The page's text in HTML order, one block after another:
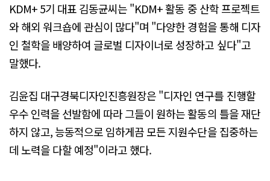
KDM+ 5기 대표 김동균씨는 "KDM+ 활동 중 산학 프로젝트
와 해외 워크숍에 관심이 많다"며 "다양한 경험을 통해 디자
인 철학을 배양하여 글로벌 디자이너로 성장하고 싶다"고
말했다.
김윤집 대구경북디자인진흥원장은 "디자인 연구를 진행할
우수 인력을 선발함에 따라 그들이 원하는 활동의 틀을 재단
하지 않고, 능동적으로 임하게끔 모든 지원수단을 집중하는
데 노력을 다할 예정"이라고 했다.